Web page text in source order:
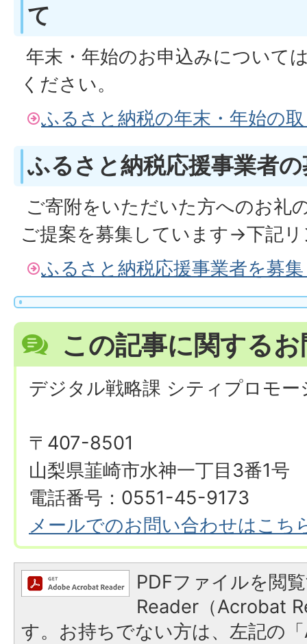
て
年末・年始のお申込みについて
ください。
ふるさと納税の年末・年始の
ふるさと納税応援事業者
ご寄附をいただいた方へのお礼
ご提案を募集しています→下記
ふるさと納税応援事業者を募
この記事に関する
デジタル戦略課 シティプロモー
〒407-8501
山梨県韮崎市水神一丁目3番1号
電話番号：0551-45-9173
メールでのお問い合わせはこち
PDFファイルを閲
Reader（Acrobat
す。お持ちでない方は、左記の